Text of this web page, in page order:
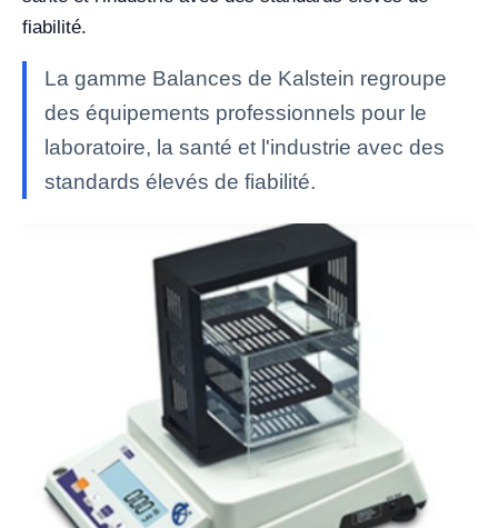
fiabilité.
La gamme Balances de Kalstein regroupe
des équipements professionnels pour le
laboratoire, la santé et l'industrie avec des
standards élevés de fiabilité.